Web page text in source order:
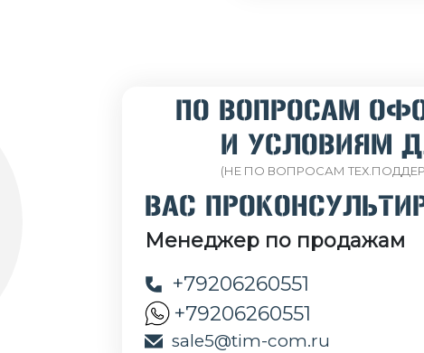
ПО ВОПРОСАМ
И УСЛОВИЯМ
(НЕ ПО ВОПРОСАМ
ВАС
Менеджер по продажам
+79206260551
+79206260551
sale5@tim-com.ru